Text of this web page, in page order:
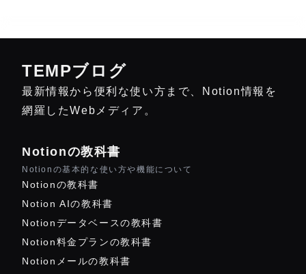
TEMPブログ
最新情報から便利な使い方まで、Notion情報を
網羅したWebメディア。
Notionの教科書
Notionの基本的な使い方や機能について
Notionの教科書
Notion AIの教科書
Notionデータベースの教科書
Notion料金プランの教科書
Notionメールの教科書